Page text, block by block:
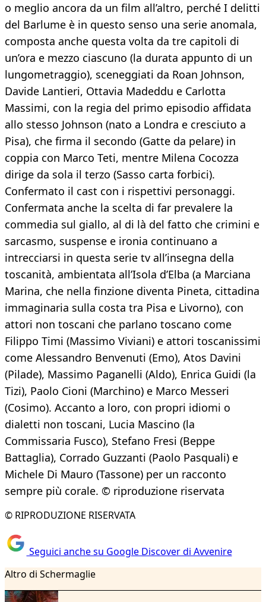
o meglio ancora da un film all’altro, perché I delitti
del Barlume è in questo senso una serie anomala,
composta anche questa volta da tre capitoli di
un’ora e mezzo ciascuno (la durata appunto di un
lungometraggio), sceneggiati da Roan Johnson,
Davide Lantieri, Ottavia Madeddu e Carlotta
Massimi, con la regia del primo episodio affidata
allo stesso Johnson (nato a Londra e cresciuto a
Pisa), che firma il secondo (Gatte da pelare) in
coppia con Marco Teti, mentre Milena Cocozza
dirige da sola il terzo (Sasso carta forbici).
Confermato il cast con i rispettivi personaggi.
Confermata anche la scelta di far prevalere la
commedia sul giallo, al di là del fatto che crimini e
sarcasmo, suspense e ironia continuano a
intrecciarsi in questa serie tv all’insegna della
toscanità, ambientata all’Isola d’Elba (a Marciana
Marina, che nella finzione diventa Pineta, cittadina
immaginaria sulla costa tra Pisa e Livorno), con
attori non toscani che parlano toscano come
Filippo Timi (Massimo Viviani) e attori toscanissimi
come Alessandro Benvenuti (Emo), Atos Davini
(Pilade), Massimo Paganelli (Aldo), Enrica Guidi (la
Tizi), Paolo Cioni (Marchino) e Marco Messeri
(Cosimo). Accanto a loro, con propri idiomi o
dialetti non toscani, Lucia Mascino (la
Commissaria Fusco), Stefano Fresi (Beppe
Battaglia), Corrado Guzzanti (Paolo Pasquali) e
Michele Di Mauro (Tassone) per un racconto
sempre più corale. © riproduzione riservata
© RIPRODUZIONE RISERVATA
Seguici anche su Google Discover di Avvenire
Altro di Schermaglie